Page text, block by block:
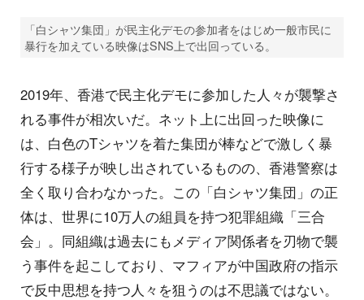
「白シャツ集団」が民主化デモの参加者をはじめ一般市民に
暴行を加えている映像はSNS上で出回っている。
2019年、香港で民主化デモに参加した人々が襲撃さ
れる事件が相次いだ。ネット上に出回った映像に
は、白色のTシャツを着た集団が棒などで激しく暴
行する様子が映し出されているものの、香港警察は
全く取り合わなかった。この「白シャツ集団」の正
体は、世界に10万人の組員を持つ犯罪組織「三合
会」。同組織は過去にもメディア関係者を刃物で襲
う事件を起こしており、マフィアが中国政府の指示
で反中思想を持つ人々を狙うのは不思議ではない。